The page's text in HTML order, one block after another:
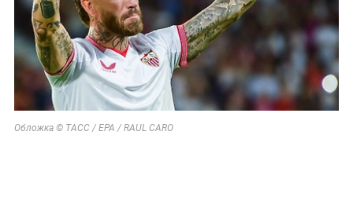
Обложка © ТАСС / EPA / RAUL CARO